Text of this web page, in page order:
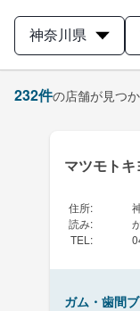
神奈川県
232件の店舗が見つ
マツモト
住所:
読み:
TEL :
ガム・歯間